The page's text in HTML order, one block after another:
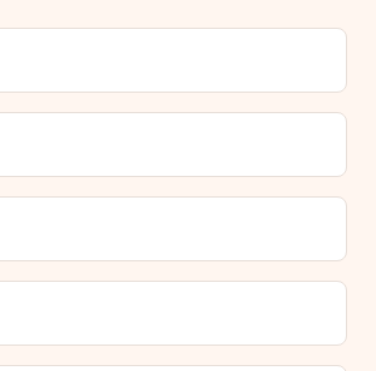
for denne dejlige overraskelse.
ikke en gaveindpakningstjeneste til
Vi leverer vores gaver i en festlig
at din gave er klar til at blive givet,
og
at vælge en bestemt leveringsdato.
og hvornår modtager jeg min